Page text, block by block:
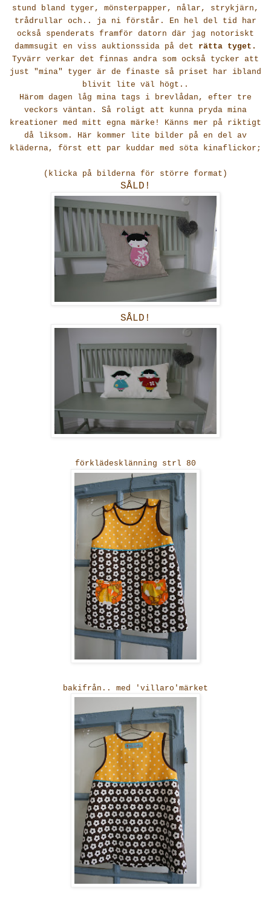
stund bland tyger, mönsterpapper, nålar, strykjärn,
trådrullar och.. ja ni förstår. En hel del tid har
också spenderats framför datorn där jag notoriskt
dammsugit en viss auktionssida på det rätta tyget.
Tyvärr verkar det finnas andra som också tycker att
just "mina" tyger är de finaste så priset har ibland
blivit lite väl högt..
Härom dagen låg mina tags i brevlådan, efter tre
veckors väntan. Så roligt att kunna pryda mina
kreationer med mitt egna märke! Känns mer på riktigt
då liksom. Här kommer lite bilder på en del av
kläderna, först ett par kuddar med söta kinaflickor;
(klicka på bilderna för större format)
SÅLD!
SÅLD!
förklädesklänning strl 80
bakifrån.. med 'villaro'märket